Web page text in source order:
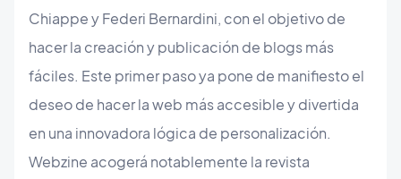
Chiappe y Federi Bernardini, con el objetivo de
hacer la creación y publicación de blogs más
fáciles. Este primer paso ya pone de manifiesto el
deseo de hacer la web más accesible y divertida
en una innovadora lógica de personalización.
Webzine acogerá notablemente la revista